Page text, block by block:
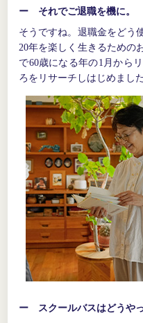
ー それでご退職を機に。
そうですね。退職金をどう
20年を楽しく生きるための
で60歳になる年の1月から
ろをリサーチしはじめました
ー スクールバスはどうや